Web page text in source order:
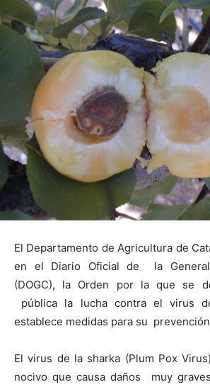
El Departamento de Agricultura de
en el Diario Oficial de la
(DOGC), la Orden por la que se
pública la lucha contra el virus
establece medidas para su
El virus de la sharka (Plum Pox
nocivo que causa daños muy